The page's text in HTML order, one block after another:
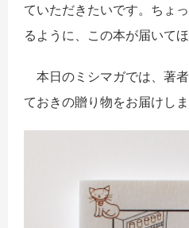
ていただきたいです。ちょ
るように、この本が届いてほ
本日のミシマガでは、著
ておきの贈り物をお届けしま